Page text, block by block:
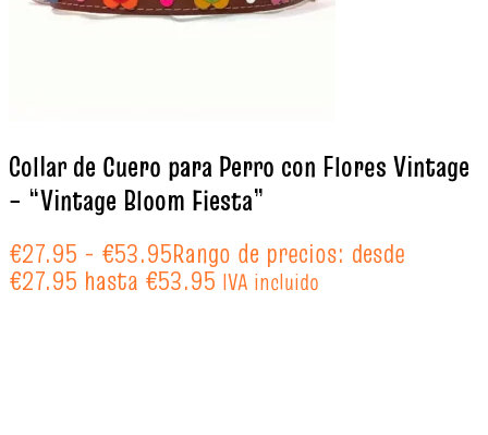
Collar de Cuero para Perro con Flores Vintage
– “Vintage Bloom Fiesta”
€27.95 - €53.95Rango de precios: desde
€27.95 hasta €53.95 IVA incluido